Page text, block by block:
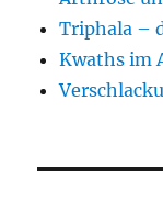
Triphala –
Kwaths im